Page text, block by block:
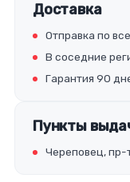
Доставка
Отправка по
В соседние
Гарантия 90
Пункты
Череповец, пр-